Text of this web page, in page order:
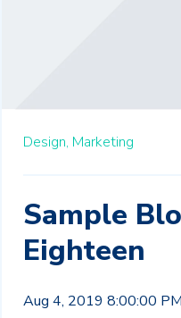
Design, Marketing
Sample
Eighteen
Aug 4, 2019 8:00:00 PM